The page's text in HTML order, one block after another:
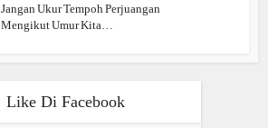
Jangan Ukur Tempoh Perjuangan
Mengikut Umur Kita…
Like Di Facebook